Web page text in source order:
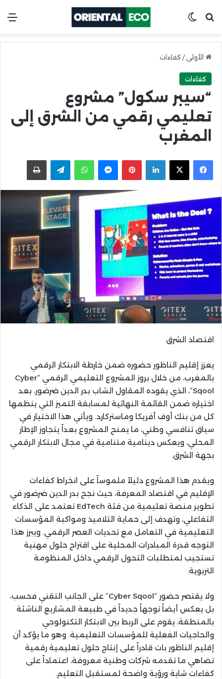
ابحث عنSwitch skin
الأولى / كفاءات
كفاءات
“سيبر سكول” مشروع
تعليمي رقمي من الشرق إلى
المغرب
Facebook
X
LinkedIn
Pinterest
Messenger
WhatsApp
Telegramاطبعها
اقتصاد الشرق
يعزز إقليم الناظور حضوره ضمن خارطة الابتكار الرقمي
بالمغرب، من خلال بروز المشروع التعليمي الرقمي “Cyber
Sqool”، الذي يقوده المقاول الشاب بدر الدين ضرضور، بعد
اختياره ضمن القائمة النهائية لمسابقة التميز التي ينظمها
كل من بنك أوف أفريكا وماستركارد. ويأتي هذا الاختيار في
سياق تنافسي وطني، ما يمنح المشروع بعداً يتجاوز الإطار
المحلي، ويعكس دينامية متنامية في مجال الابتكار الرقمي
بجهة الشرق.
ويقدم هذا المشروع دليلاً ملموساً على انخراط كفاءات
الإقليم في اقتصاد المعرفة، حيث نجح بدر الدين ضرضور في
تطوير منصة تعليمية من فئة EdTech تعتمد على الذكاء
التفاعلي، وتهدف إلى حماية التلاميذ ومواكبة المؤسسات
التعليمية في التعامل مع تحديات العصر الرقمي. ويبرز هذا
التوجه قدرة المبادرات المحلية على اقتراح حلول مهنية
تستجيب لمتطلبات التحول الرقمي داخل المنظومة
التربوية.
ولا يقتصر حضور “Cyber Sqool” على الجانب التقني فحسب،
بل يعكس أيضاً توجهاً جديداً في طبيعة المشاريع الناشئة
بالمنطقة، يقوم على الربط بين الابتكار التكنولوجي
والحاجيات الفعلية للمؤسسات التعليمية. وهو ما يؤكد أن
إقليم الناظور بات قادراً على إنتاج حلول تعليمية رقمية
تضاهي ما تقدمه شركات وطنية معروفة، اعتماداً على
كفاءات شابة ورؤية واضحة لمستقبل التعليم.